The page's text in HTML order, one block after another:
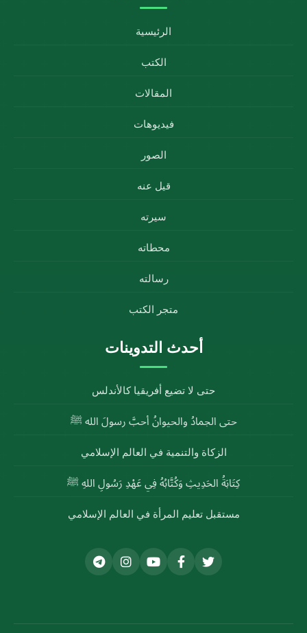
الرئيسية
الكتب
المقالات
فيديوهات
الصور
قيل عنه
سيرته
محطاته
رسالته
متجر الكتب
أحدث التدوينات
حتى لا تضيع أفريقيا كالأندلس
حتى الجمادُ والحيوانُ أحبَّ رسولَ الله ﷺ
الزكاة والتنمية في العالم الإسلامي
كِتَابَةُ الحَدِيثِ وَكُتَّابُهُ فِي عَهْدِ رَسُولِ اللهِ ﷺ
مستقبل تعليم المرأة في العالم الإسلامي